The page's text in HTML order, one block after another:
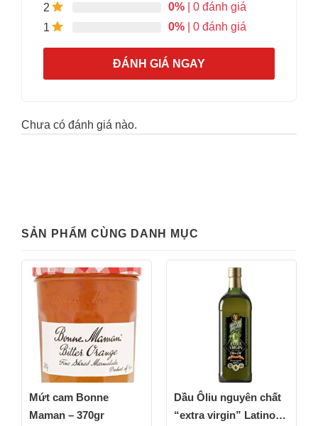
2 0% | 0 đánh giá
1
0% | 0 đánh giá
ĐÁNH GIÁ NGAY
Chưa có đánh giá nào.
SẢN PHẨM CÙNG DANH MỤC
Mứt cam Bonne
Maman – 370gr
Dầu Ôliu nguyên chất
“extra virgin” Latino